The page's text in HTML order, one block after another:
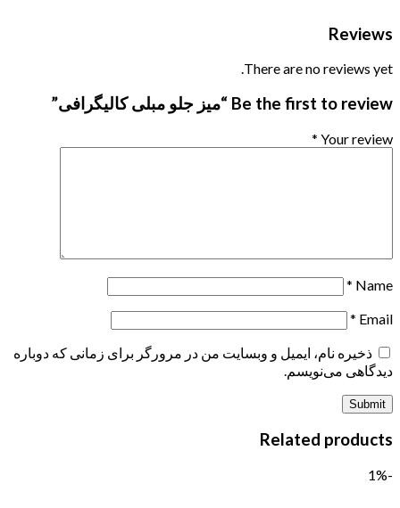
Reviews
There are no reviews yet.
Be the first to review “میز جلو مبلی کالیگرافی”
Your review
*
Name
*
Email
*
ذخیره نام، ایمیل و وبسایت من در مرورگر برای زمانی که دوباره
دیدگاهی می‌نویسم.
Related products
-1%